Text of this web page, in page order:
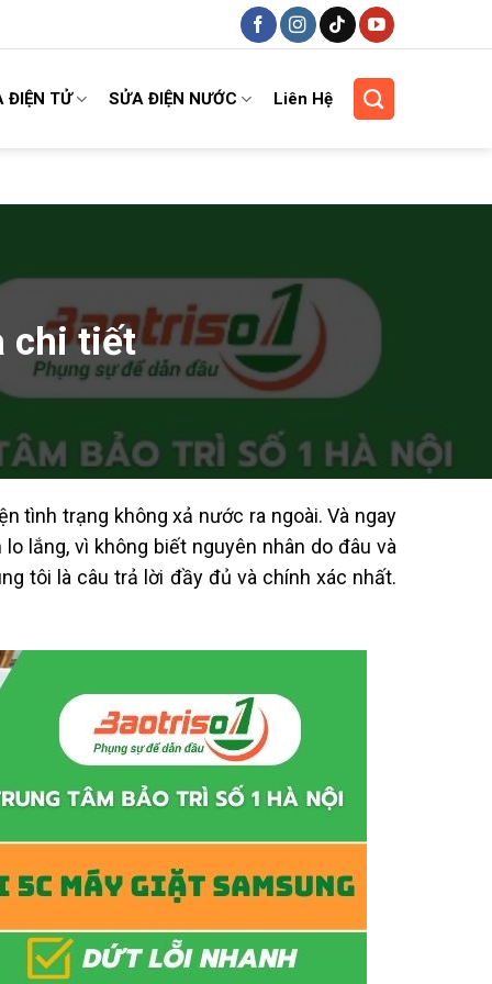
ĐIỆN TỬ SỬA ĐIỆN NƯỚC Liên Hệ
chi tiết
tình trạng không xả nước ra ngoài. Và ngay
lắng, vì không biết nguyên nhân do đâu và
tôi là câu trả lời đầy đủ và chính xác nhất.